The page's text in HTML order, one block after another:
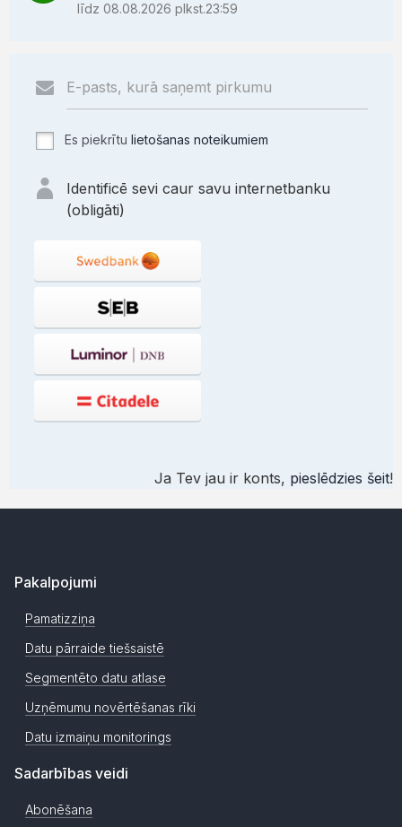
līdz 08.08.2026 plkst.23:59
Es piekrītu lietošanas noteikumiem
Identificē sevi caur savu internetbanku
(obligāti)
Ja Tev jau ir konts, pieslēdzies šeit!
Pakalpojumi
Pamatizziņa
Datu pārraide tiešsaistē
Segmentēto datu atlase
Uzņēmumu novērtēšanas rīki
Datu izmaiņu monitorings
Sadarbības veidi
Abonēšana